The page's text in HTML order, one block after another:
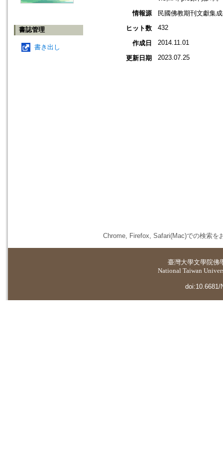
書誌管理
書き出し
情報源
民國佛教期刊文獻集
ヒット数
432
作成日 2014.11.01
更新日期 2023.07.25
Chrome, Firefox, Safari(Mac)での検索を
臺灣大學文學院佛
National Taiwan
doi:10.6681/